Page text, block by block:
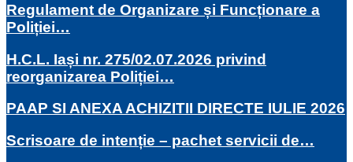
Regulament de Organizare și Funcționare a
Poliției…
H.C.L. Iași nr. 275/02.07.2026 privind
reorganizarea Poliției…
PAAP SI ANEXA ACHIZITII DIRECTE IULIE 2026
Scrisoare de intenție – pachet servicii de…